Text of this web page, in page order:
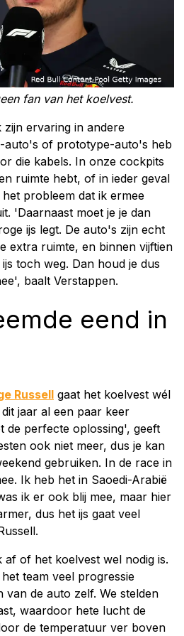
fan van het koelvest.
zijn ervaring in andere
auto's of prototype-auto's heb
die kabels. In onze cockpits
ruimte hebt, of in ieder geval
probleem dat ik ermee
'Daarnaast moet je je dan
ijs legt. De auto's zijn echt
extra ruimte, en binnen vijftien
toch weg. Dan houd je dus
baalt Verstappen.
eend in
Russell gaat het koelvest wél
jaar al een paar keer
de perfecte oplossing', geeft
ook niet meer, dus je kan
gebruiken. In de race in
Ik heb het in Saoedi-Arabië
ik er ook blij mee, maar hier
dus het ijs gaat veel
af of het koelvest wel nodig is.
team veel progressie
van de auto zelf. We stelden
waardoor hete lucht de
de temperatuur ver boven